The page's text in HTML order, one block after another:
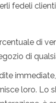
fedeli
di
di
loro. Lo